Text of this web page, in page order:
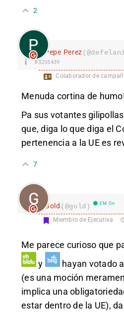
2
Pepe Perez
#3255439
Colaborador de
Menuda cortina de
Pa sus votantes
que, diga lo que diga el
pertenencia a la UE es
7
Gold (@gold) EM On
Miembro de Ejecutiva
Me parece curioso que
y
hayan votado
(es una moción
implica una
estar dentro de la UE),